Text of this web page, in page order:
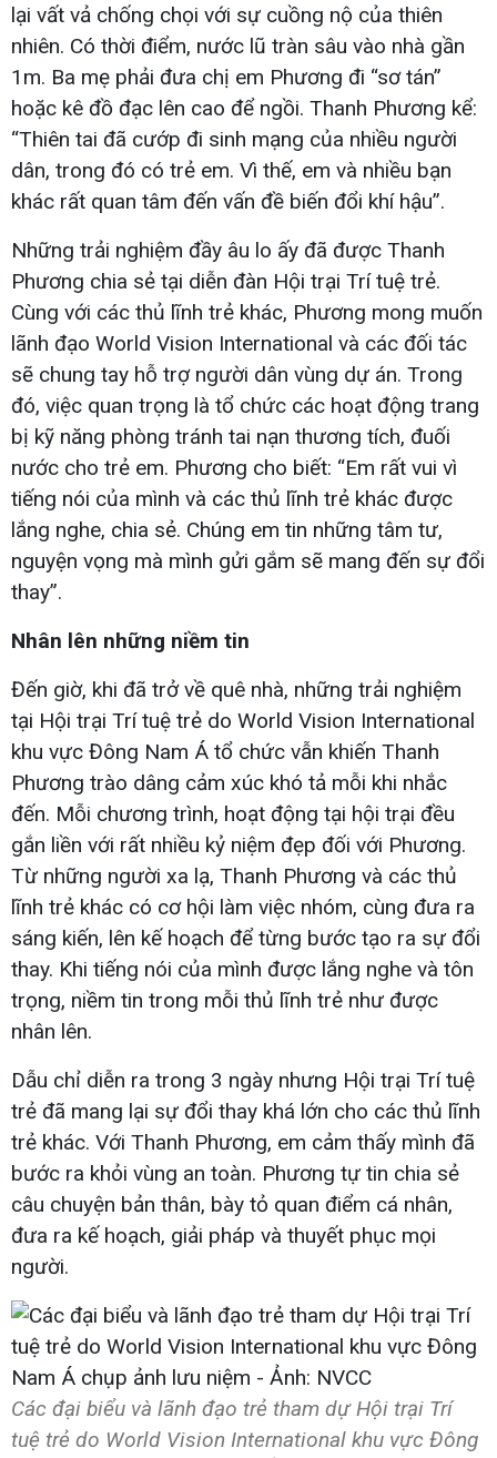
lại vất vả chống chọi với sự cuồng nộ của thiên
nhiên. Có thời điểm, nước lũ tràn sâu vào nhà gần
1m. Ba mẹ phải đưa chị em Phương đi “sơ tán”
hoặc kê đồ đạc lên cao để ngồi. Thanh Phương kể:
“Thiên tai đã cướp đi sinh mạng của nhiều người
dân, trong đó có trẻ em. Vì thế, em và nhiều bạn
khác rất quan tâm đến vấn đề biến đổi khí hậu”.
Những trải nghiệm đầy âu lo ấy đã được Thanh
Phương chia sẻ tại diễn đàn Hội trại Trí tuệ trẻ.
Cùng với các thủ lĩnh trẻ khác, Phương mong muốn
lãnh đạo World Vision International và các đối tác
sẽ chung tay hỗ trợ người dân vùng dự án. Trong
đó, việc quan trọng là tổ chức các hoạt động trang
bị kỹ năng phòng tránh tai nạn thương tích, đuối
nước cho trẻ em. Phương cho biết: “Em rất vui vì
tiếng nói của mình và các thủ lĩnh trẻ khác được
lắng nghe, chia sẻ. Chúng em tin những tâm tư,
nguyện vọng mà mình gửi gắm sẽ mang đến sự đổi
thay”.
Nhân lên những niềm tin
Đến giờ, khi đã trở về quê nhà, những trải nghiệm
tại Hội trại Trí tuệ trẻ do World Vision International
khu vực Đông Nam Á tổ chức vẫn khiến Thanh
Phương trào dâng cảm xúc khó tả mỗi khi nhắc
đến. Mỗi chương trình, hoạt động tại hội trại đều
gắn liền với rất nhiều kỷ niệm đẹp đối với Phương.
Từ những người xa lạ, Thanh Phương và các thủ
lĩnh trẻ khác có cơ hội làm việc nhóm, cùng đưa ra
sáng kiến, lên kế hoạch để từng bước tạo ra sự đổi
thay. Khi tiếng nói của mình được lắng nghe và tôn
trọng, niềm tin trong mỗi thủ lĩnh trẻ như được
nhân lên.
Dẫu chỉ diễn ra trong 3 ngày nhưng Hội trại Trí tuệ
trẻ đã mang lại sự đổi thay khá lớn cho các thủ lĩnh
trẻ khác. Với Thanh Phương, em cảm thấy mình đã
bước ra khỏi vùng an toàn. Phương tự tin chia sẻ
câu chuyện bản thân, bày tỏ quan điểm cá nhân,
đưa ra kế hoạch, giải pháp và thuyết phục mọi
người.
Các đại biểu và lãnh đạo trẻ tham dự Hội trại Trí
tuệ trẻ do World Vision International khu vực Đông